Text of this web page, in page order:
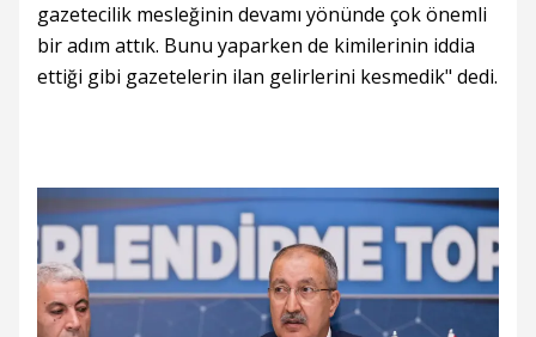
gazetecilik mesleğinin devamı yönünde çok önemli
bir adım attık. Bunu yaparken de kimilerinin iddia
ettiği gibi gazetelerin ilan gelirlerini kesmedik" dedi.